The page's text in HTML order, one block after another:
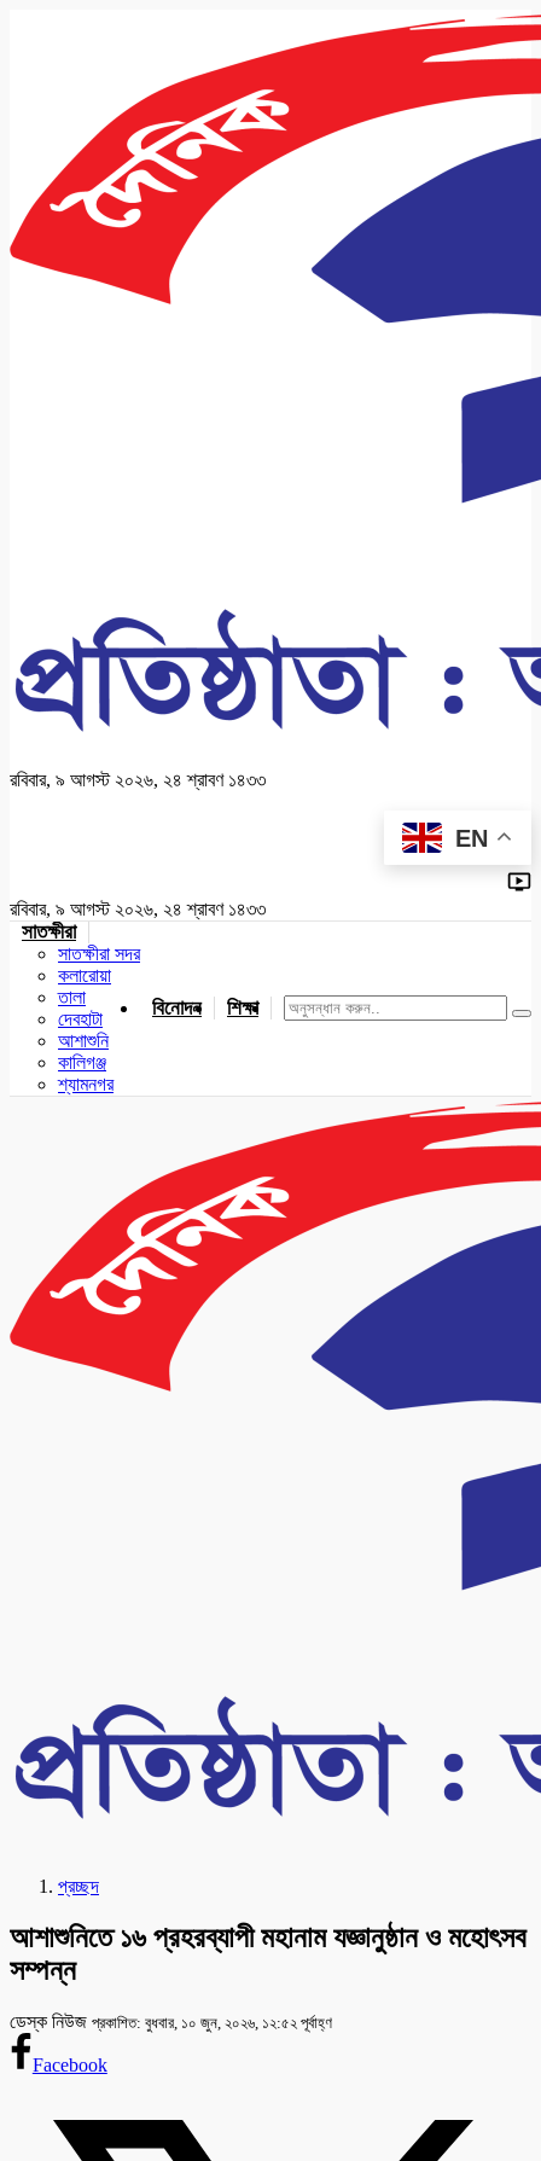
রবিবার, ৯ আগস্ট ২০২৬, ২৪ শ্রাবণ ১৪৩৩
EN
রবিবার, ৯ আগস্ট ২০২৬, ২৪ শ্রাবণ ১৪৩৩
সাতক্ষীরা
সাতক্ষীরা সদর
কলারোয়া
তালা
দেবহাটা
আশাশুনি
কালিগঞ্জ
শ্যামনগর
বিনোদন শিক্ষা খেলাধুলা জাতীয় যশোর
প্রচ্ছদ
আশাশুনিতে ১৬ প্রহরব্যাপী মহানাম যজ্ঞানুষ্ঠান ও মহোৎসব
সম্পন্ন
ডেস্ক নিউজ প্রকাশিত: বুধবার, ১০ জুন, ২০২৬, ১২:৫২ পূর্বাহ্ণ
Facebook